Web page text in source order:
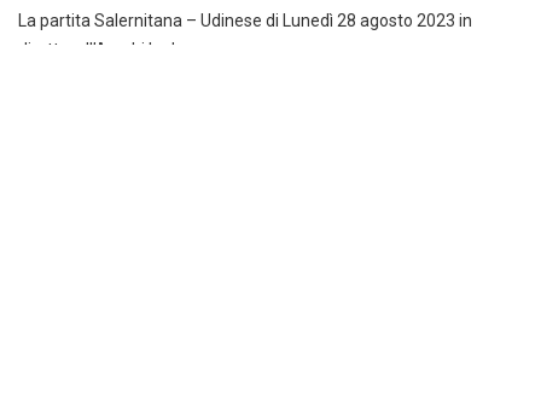
La partita Salernitana – Udinese di Lunedì 28 agosto 2023 in
diretta: all’Arechi le due…